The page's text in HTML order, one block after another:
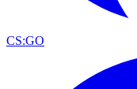
CS:GO